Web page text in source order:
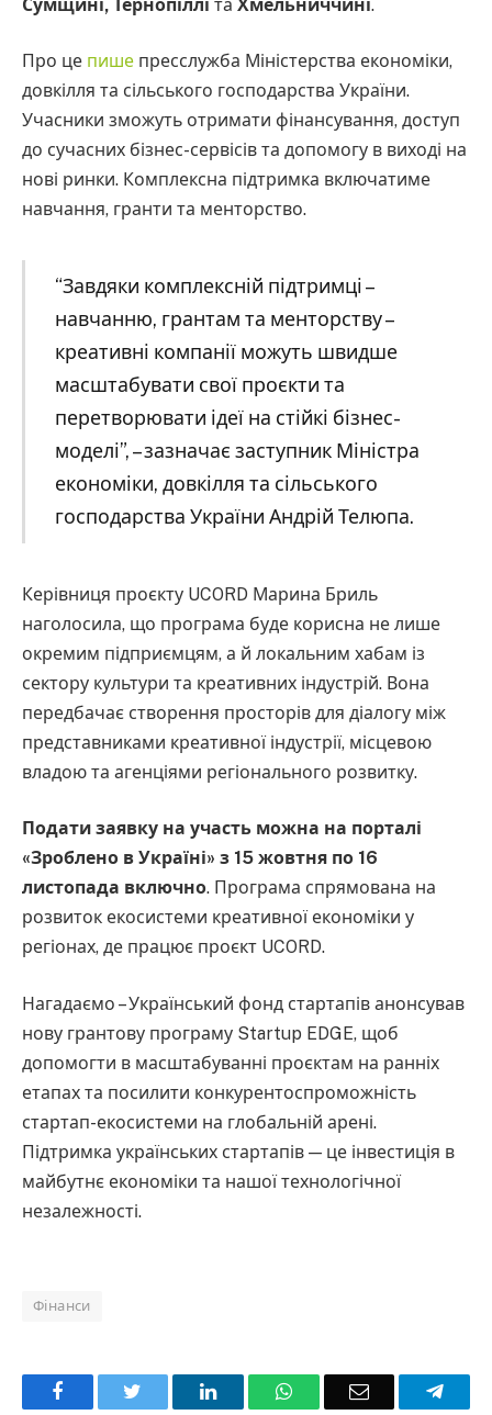
Сумщині, Тернопіллі та Хмельниччині.
Про це пише пресслужба Міністерства економіки,
довкілля та сільського господарства України.
Учасники зможуть отримати фінансування, доступ
до сучасних бізнес-сервісів та допомогу в виході на
нові ринки. Комплексна підтримка включатиме
навчання, гранти та менторство.
“Завдяки комплексній підтримці –
навчанню, грантам та менторству –
креативні компанії можуть швидше
масштабувати свої проєкти та
перетворювати ідеї на стійкі бізнес-
моделі”, – зазначає заступник Міністра
економіки, довкілля та сільського
господарства України Андрій Телюпа.
Керівниця проєкту UCORD Марина Бриль
наголосила, що програма буде корисна не лише
окремим підприємцям, а й локальним хабам із
сектору культури та креативних індустрій. Вона
передбачає створення просторів для діалогу між
представниками креативної індустрії, місцевою
владою та агенціями регіонального розвитку.
Подати заявку на участь можна на порталі
«Зроблено в Україні» з 15 жовтня по 16
листопада включно. Програма спрямована на
розвиток екосистеми креативної економіки у
регіонах, де працює проєкт UCORD.
Нагадаємо – Український фонд стартапів анонсував
нову грантову програму Startup EDGE, щоб
допомогти в масштабуванні проєктам на ранніх
етапах та посилити конкурентоспроможність
стартап-екосистеми на глобальній арені.
Підтримка українських стартапів — це інвестиція в
майбутнє економіки та нашої технологічної
незалежності.
Фінанси
Facebook LinkedInWhatsAppEmail